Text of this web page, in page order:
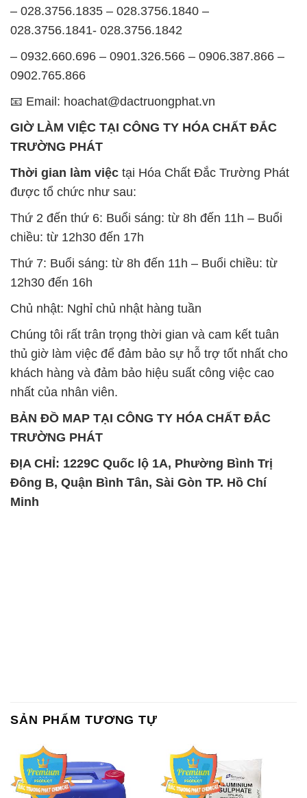
– 028.3756.1835 – 028.3756.1840 –
028.3756.1841- 028.3756.1842
– 0932.660.696 – 0901.326.566 – 0906.387.866 –
0902.765.866
📧 Email: hoachat@dactruongphat.vn
GIỜ LÀM VIỆC TẠI CÔNG TY HÓA CHẤT ĐẮC
TRƯỜNG PHÁT
Thời gian làm việc tại Hóa Chất Đắc Trường Phát
được tổ chức như sau:
Thứ 2 đến thứ 6: Buổi sáng: từ 8h đến 11h – Buổi
chiều: từ 12h30 đến 17h
Thứ 7: Buổi sáng: từ 8h đến 11h – Buổi chiều: từ
12h30 đến 16h
Chủ nhật: Nghỉ chủ nhật hàng tuần
Chúng tôi rất trân trọng thời gian và cam kết tuân
thủ giờ làm việc để đảm bảo sự hỗ trợ tốt nhất cho
khách hàng và đảm bảo hiệu suất công việc cao
nhất của nhân viên.
BẢN ĐỒ MAP TẠI CÔNG TY HÓA CHẤT ĐẮC
TRƯỜNG PHÁT
ĐỊA CHỈ: 1229C Quốc lộ 1A, Phường Bình Trị
Đông B, Quận Bình Tân, Sài Gòn TP. Hồ Chí
Minh
SẢN PHẨM TƯƠNG TỰ